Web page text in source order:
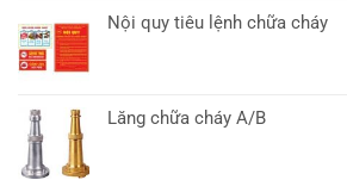
Nội quy tiêu lệnh chữa cháy
Lăng chữa cháy A/B